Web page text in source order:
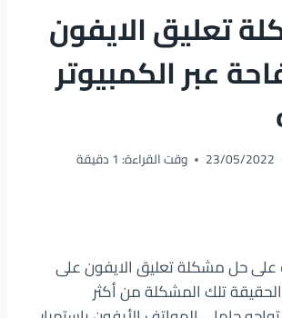
تعليق الايفون
عبر الكمبيوتر
23/05/2022 وقت القراءة: 1دقيقة
على حل مشكلة تعليق الايفون على
تلك المشكلة من أكثر